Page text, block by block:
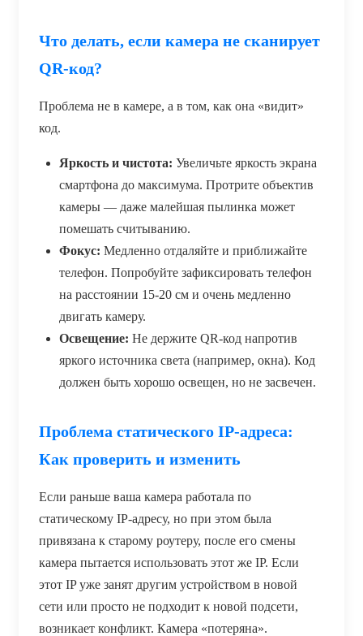
Что делать, если камера не сканирует
QR-код?
Проблема не в камере, а в том, как она «видит»
код.
Яркость и чистота: Увеличьте яркость экрана
смартфона до максимума. Протрите объектив
камеры — даже малейшая пылинка может
помешать считыванию.
Фокус: Медленно отдаляйте и приближайте
телефон. Попробуйте зафиксировать телефон
на расстоянии 15-20 см и очень медленно
двигать камеру.
Освещение: Не держите QR-код напротив
яркого источника света (например, окна). Код
должен быть хорошо освещен, но не засвечен.
Проблема статического IP-адреса:
Как проверить и изменить
Если раньше ваша камера работала по
статическому IP-адресу, но при этом была
привязана к старому роутеру, после его смены
камера пытается использовать этот же IP. Если
этот IP уже занят другим устройством в новой
сети или просто не подходит к новой подсети,
возникает конфликт. Камера «потеряна».